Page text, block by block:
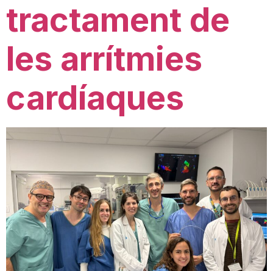
tractament de
les arrítmies
cardíaques